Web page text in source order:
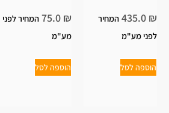
₪
435.0
המחיר
לפני מע"מ
הוספה לסל
₪
75.0
המחיר לפני
מע"מ
הוספה לסל